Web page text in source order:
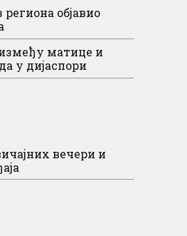
региона објавио
матице и
у дијаспори
вечери и